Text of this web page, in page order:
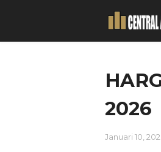
2026
Januari 10,